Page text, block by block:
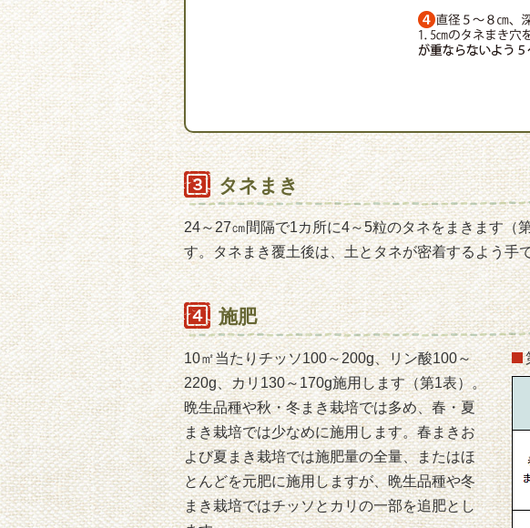
タネまき
24～27㎝間隔で1カ所に4～5粒のタネをまきます
す。タネまき覆土後は、土とタネが密着するよう手
施肥
10㎡当たりチッソ100～200g、リン酸100～
220g、カリ130～170g施用します（第1表）。
晩生品種や秋・冬まき栽培では多め、春・夏
まき栽培では少なめに施用します。春まきお
よび夏まき栽培では施肥量の全量、またはほ
とんどを元肥に施用しますが、晩生品種や冬
まき栽培ではチッソとカリの一部を追肥とし